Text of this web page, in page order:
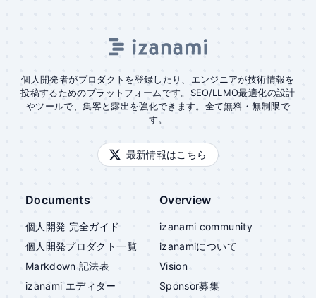
個人開発者がプロダクトを登録したり、エンジニアが技術情報を
投稿するためのプラットフォームです。SEO/LLMO最適化の設計
やツールで、集客と露出を強化できます。全て無料・無制限で
す。
最新情報はこちら
Documents
個人開発 完全ガイド
個人開発プロダクト一覧
Markdown 記法表
izanami エディター
Overview
izanami community
izanamiについて
Vision
Sponsor募集